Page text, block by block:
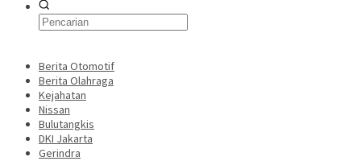
Berita Otomotif
Berita Olahraga
Kejahatan
Nissan
Bulutangkis
DKI Jakarta
Gerindra